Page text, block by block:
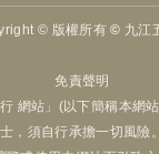
© 版權所有 © 九江
免責聲明
網站」(以下簡稱本網
士，須自行承擔一切風險。